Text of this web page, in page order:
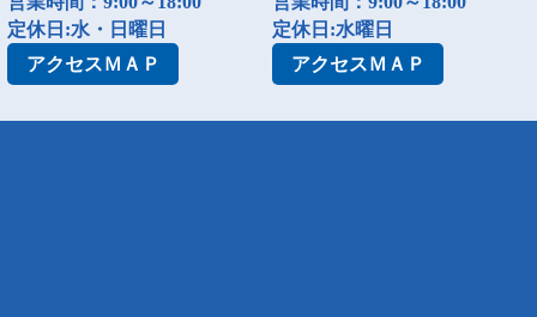
定休日:水・日曜日
アクセスＭＡＰ
定休日:水曜日
アクセスＭＡＰ